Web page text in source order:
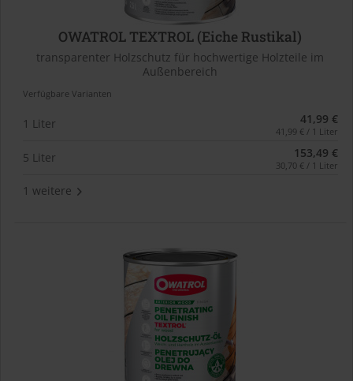
OWATROL TEXTROL (Eiche Rustikal)
transparenter Holzschutz für hochwertige Holzteile im
Außenbereich
Verfügbare Varianten
1 Liter 41,99 €
41,99 € / 1 Liter
5 Liter 153,49 €
30,70 € / 1 Liter
1 weitere